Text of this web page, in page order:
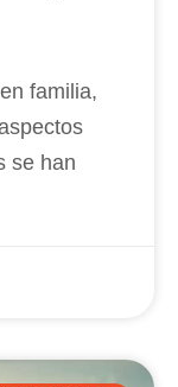
familia,
se han